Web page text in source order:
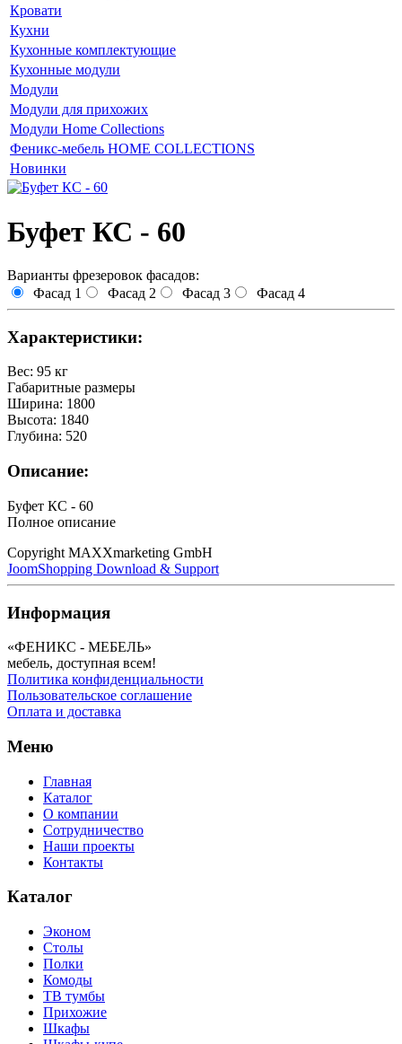
Кровати
Кухни
Кухонные комплектующие
Кухонные модули
Модули
Модули для прихожих
Модули Home Collections
Феникс-мебель HOME COLLECTIONS
Новинки
Буфет КС - 60
Варианты фрезеровок фасадов:
Фасад 1
Фасад 2 Фасад 3 Фасад 4
Характеристики:
Вес: 95 кг
Габаритные размеры
Ширина: 1800
Высота: 1840
Глубина: 520
Описание:
Буфет КС - 60
Полное описание
Copyright MAXXmarketing GmbH
JoomShopping Download & Support
Информация
«ФЕНИКС - МЕБЕЛЬ»
мебель, доступная всем!
Политика конфиденциальности
Пользовательское соглашение
Оплата и доставка
Меню
Главная
Каталог
О компании
Сотрудничество
Наши проекты
Контакты
Каталог
Эконом
Столы
Полки
Комоды
ТВ тумбы
Прихожие
Шкафы